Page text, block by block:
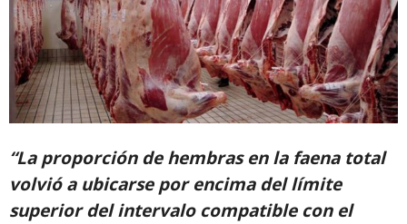
“La proporción de hembras en la faena total
volvió a ubicarse por encima del límite
superior del intervalo compatible con el